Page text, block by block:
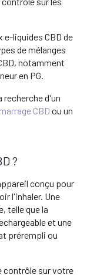
liquides CBD de
de mélanges
notamment
en PG.
recherche d'un
CBD ou un
?
conçu pour
l'inhaler. Une
telle que la
et une
prérempli ou
contrôle sur votre